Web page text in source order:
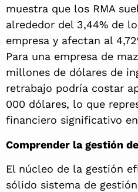
muestra que los RMA
alrededor del 3,44% de
empresa y afectan al
Para una empresa de
millones de dólares de
retrabajo podría costar
000 dólares, lo que
financiero significativo
Comprender la gestión
El núcleo de la gestión
sólido sistema de